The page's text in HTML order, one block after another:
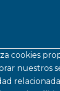
cookies
nuestros